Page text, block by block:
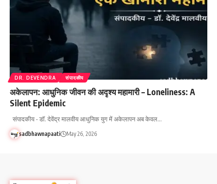
DR. DEVENDRA संपादकीय
अकेलापन: आधुनिक जीवन की अदृश्य महामारी – Loneliness: A
Silent Epidemic
संपादकीय - डॉ. देवेंद्र मालवीय आधुनिक युग में अकेलापन अब केवल…
sadbhawnapaati May 26, 2026